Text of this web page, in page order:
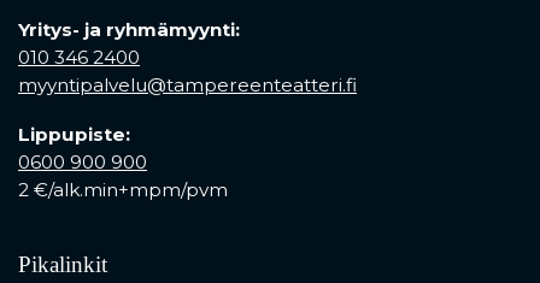
Yritys- ja ryhmämyynti:
010 346 2400
myyntipalvelu@tampereenteatteri.fi
Lippupiste:
0600 900 900
2 €/alk.min+mpm/pvm
Pikalinkit